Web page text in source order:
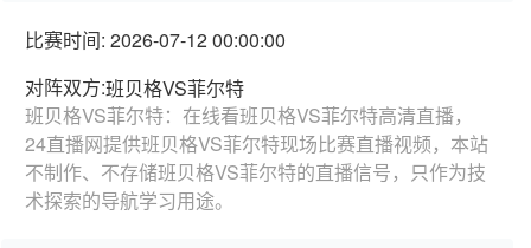
比赛时间: 2026-07-12 00:00:00
对阵双方:班贝格VS菲尔特
班贝格VS菲尔特：在线看班贝格VS菲尔特高清直播，
24直播网提供班贝格VS菲尔特现场比赛直播视频，本站
不制作、不存储班贝格VS菲尔特的直播信号，只作为技
术探索的导航学习用途。